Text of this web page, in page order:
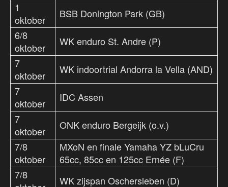
1
oktober
BSB Donington Park (GB)
6/8
oktober
WK enduro St. Andre (P)
7
oktober
WK indoortrial Andorra la Vella (AND)
7
oktober
IDC Assen
7
oktober
ONK enduro Bergeijk (o.v.)
7/8
oktober
MXoN en finale Yamaha YZ bLuCru
65cc, 85cc en 125cc Ernée (F)
7/8
WK zijspan Oschersleben (D)